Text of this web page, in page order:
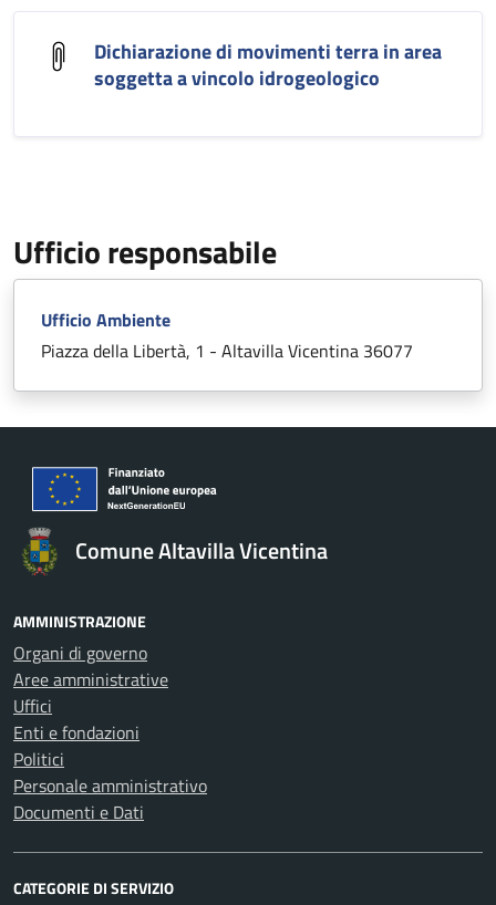
Dichiarazione di movimenti terra in area
soggetta a vincolo idrogeologico
Ufficio responsabile
Ufficio Ambiente
Piazza della Libertà, 1 - Altavilla Vicentina 36077
Comune Altavilla Vicentina
AMMINISTRAZIONE
Organi di governo
Aree amministrative
Uffici
Enti e fondazioni
Politici
Personale amministrativo
Documenti e Dati
CATEGORIE DI SERVIZIO